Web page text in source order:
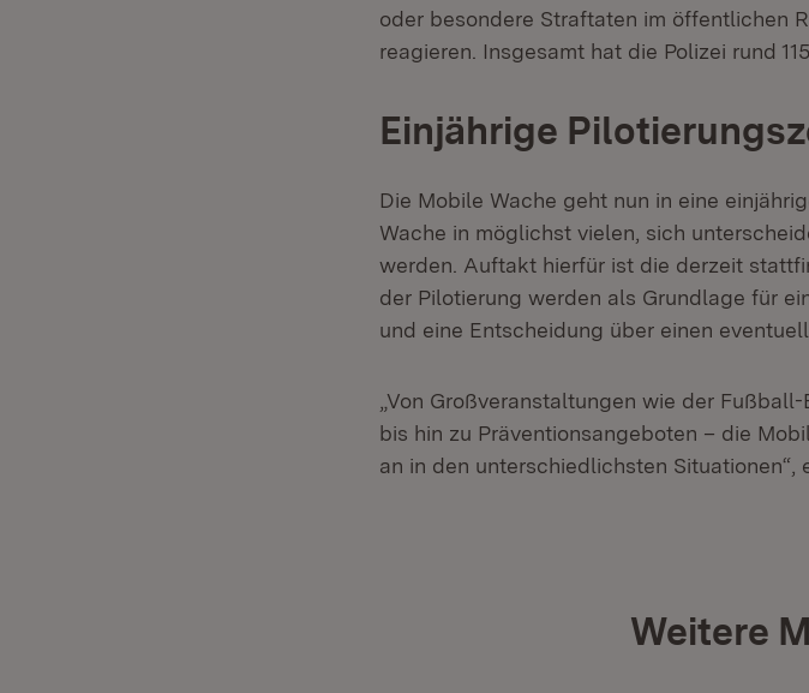
oder besondere Straftaten im öffentlichen
reagieren. Insgesamt hat die Polizei rund
Einjährige
Die Mobile Wache geht nun in eine
Wache in möglichst vielen, sich
werden. Auftakt hierfür ist die derzeit
der Pilotierung werden als Grundlage für
und eine Entscheidung über einen
„Von Großveranstaltungen wie der
bis hin zu Präventionsangeboten – die
an in den unterschiedlichsten Situationen“,
Weitere